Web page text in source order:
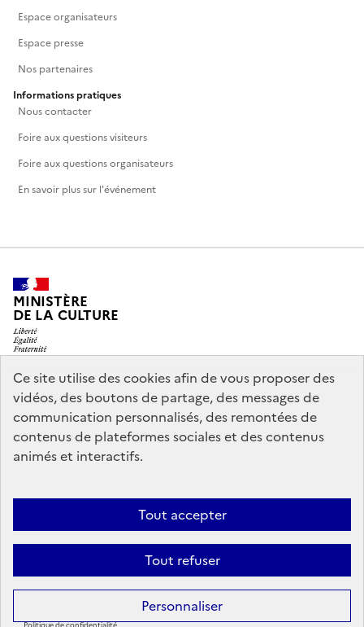
Ce site utilise des cookies afin de vous proposer des
vidéos, des boutons de partage, des messages de
communication personnalisés, des remontées de
contenus de plateformes sociales et des contenus
animés et interactifs.
Tout accepter
Tout refuser
Personnaliser
Espace organisateurs
Espace presse
Nos partenaires
Informations pratiques
Nous contacter
Foire aux questions visiteurs
Foire aux questions organisateurs
En savoir plus sur l'événement
MINISTÈRE
DE LA CULTURE
legifrance.gouv.fr
info.gouv.fr
service-public.gouv.fr
data.gouv.fr
Mentions légales
conforme
Politique d’utilisation des témoins de connexion
Sauf mention contraire, tous les contenus de ce site sont sous